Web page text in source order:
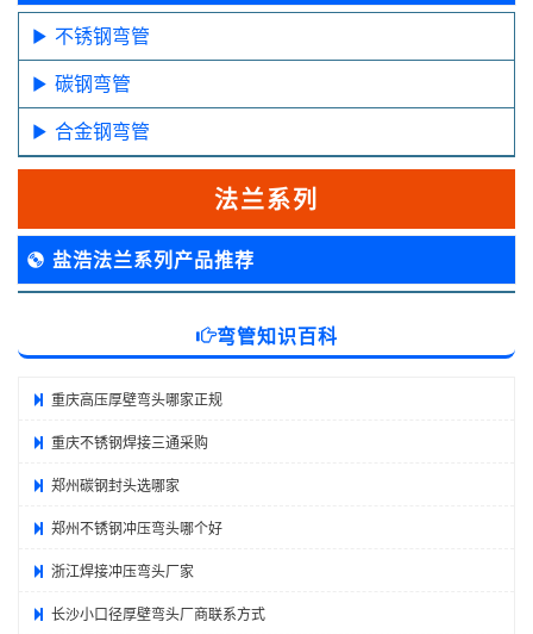
不锈钢弯管
碳钢弯管
合金钢弯管
法兰系列
盐浩法兰系列产品推荐
弯管知识百科
重庆高压厚壁弯头哪家正规
重庆不锈钢焊接三通采购
郑州碳钢封头选哪家
郑州不锈钢冲压弯头哪个好
浙江焊接冲压弯头厂家
长沙小口径厚壁弯头厂商联系方式